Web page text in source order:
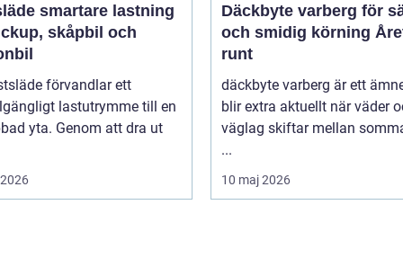
lastning
skåpbil och
förvandlar ett
lastutrymme till en
yta. Genom att dra ut
Däckbyte varberg för
och smidig körning
runt
däckbyte varberg är ett
blir extra aktuellt när väder
väglag skiftar mellan
...
10 maj 2026